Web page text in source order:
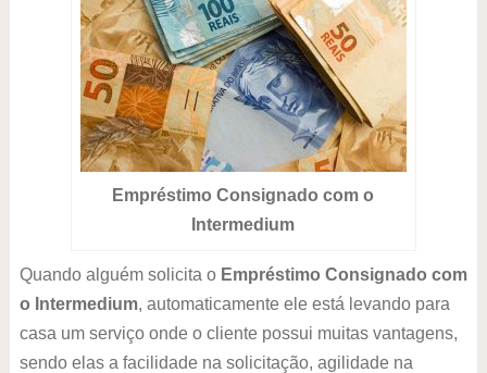
Empréstimo Consignado com o
Intermedium
Quando alguém solicita o Empréstimo Consignado com
o Intermedium, automaticamente ele está levando para
casa um serviço onde o cliente possui muitas vantagens,
sendo elas a facilidade na solicitação, agilidade na